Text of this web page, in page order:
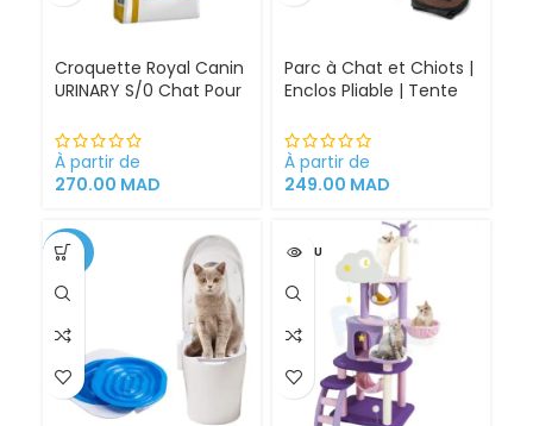
Croquette Royal Canin
URINARY S/0 Chat Pour
Cystite régime
médicalisé
À partir de
270.00 MAD
Parc à Chat et Chiots |
Enclos Pliable | Tente
et extérieur
À partir de
249.00 MAD
-34% VENDU